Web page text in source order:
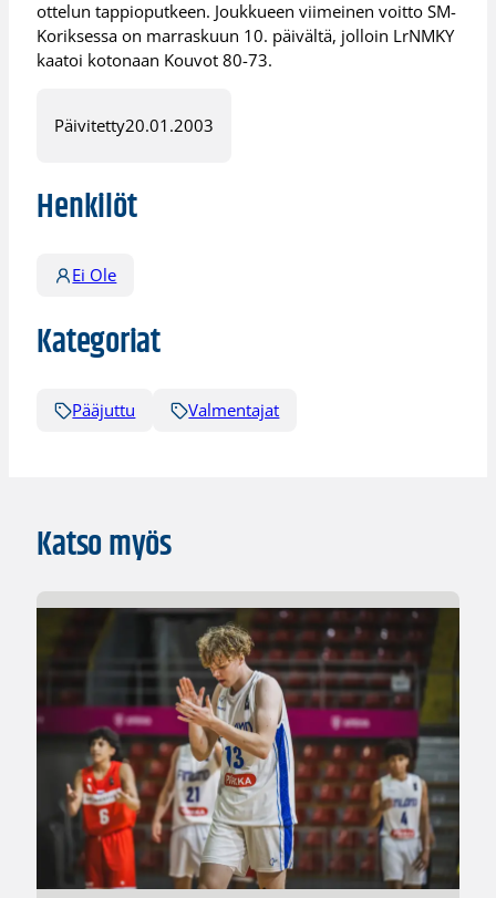
ottelun tappioputkeen. Joukkueen viimeinen voitto SM-
Koriksessa on marraskuun 10. päivältä, jolloin LrNMKY
kaatoi kotonaan Kouvot 80-73.
Päivitetty20.01.2003
Henkilöt
Ei Ole
Kategoriat
Pääjuttu Valmentajat
Katso myös